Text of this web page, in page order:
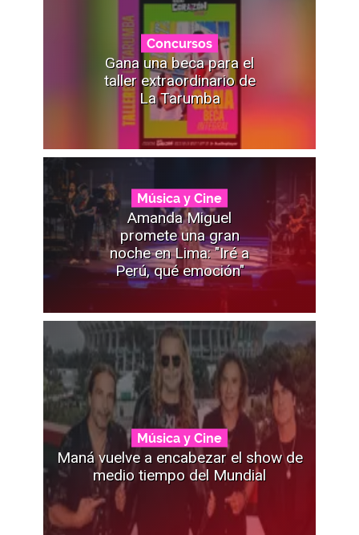
Concursos
Gana una beca para el
taller extraordinario de
La Tarumba
Música y Cine
Amanda Miguel
promete una gran
noche en Lima: "Iré a
Perú, qué emoción"
Música y Cine
Maná vuelve a encabezar el show de
medio tiempo del Mundial